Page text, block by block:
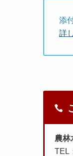
添
詳
農林
TEL